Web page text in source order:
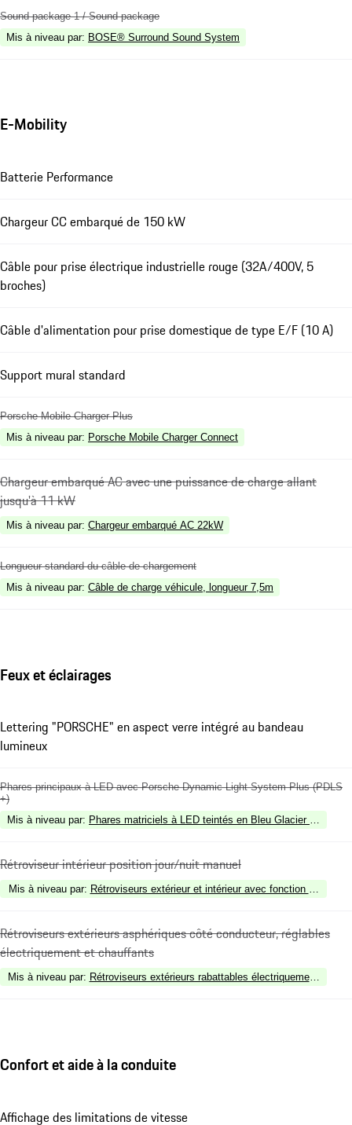
Sound package 1 / Sound package
Mis à niveau par: BOSE® Surround Sound System
E-Mobility
Batterie Performance
Chargeur CC embarqué de 150 kW
Câble pour prise électrique industrielle rouge (32A/400V, 5
broches)
Câble d'alimentation pour prise domestique de type E/F (10 A)
Support mural standard
Porsche Mobile Charger Plus
Mis à niveau par: Porsche Mobile Charger Connect
Chargeur embarqué AC avec une puissance de charge allant
jusqu'à 11 kW
Mis à niveau par: Chargeur embarqué AC 22kW
Longueur standard du câble de chargement
Mis à niveau par: Câble de charge véhicule, longueur 7,5m
Feux et éclairages
Lettering "PORSCHE" en aspect verre intégré au bandeau
lumineux
Phares principaux à LED avec Porsche Dynamic Light System Plus (PDLS
+)
Mis à niveau par: Phares matriciels à LED teintés en Bleu Glacier avec
Rétroviseur intérieur position jour/nuit manuel
Mis à niveau par: Rétroviseurs extérieur et intérieur avec fonction anti-
Rétroviseurs extérieurs asphériques côté conducteur, réglables
électriquement et chauffants
Mis à niveau par: Rétroviseurs extérieurs rabattables électriquement avec
Confort et aide à la conduite
Affichage des limitations de vitesse